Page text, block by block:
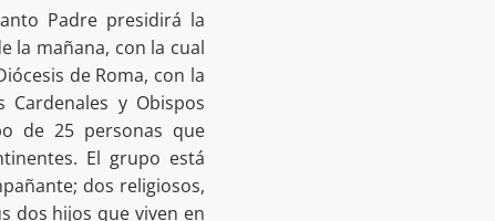
Padre presidirá la
la mañana, con la cual
de Roma, con la
y Obispos
de 25 personas que
El grupo está
dos religiosos,
dos hijos que viven en